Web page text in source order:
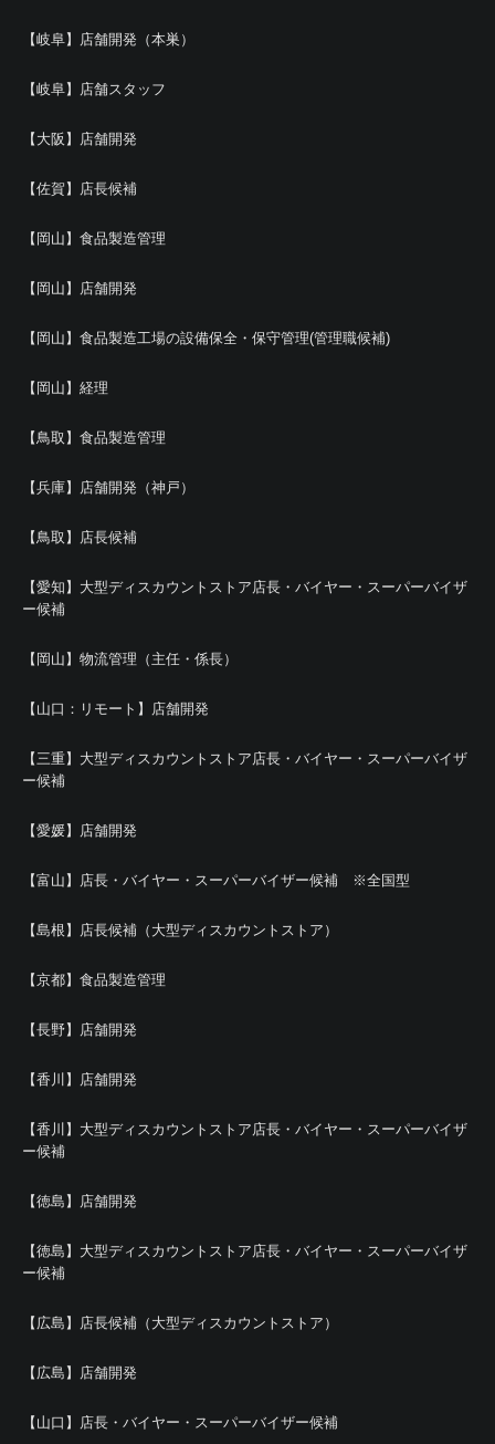
【岐阜】店舗開発（本巣）
【岐阜】店舗スタッフ
【大阪】店舗開発
【佐賀】店長候補
【岡山】食品製造管理
【岡山】店舗開発
【岡山】食品製造工場の設備保全・保守管理(管理職候補)
【岡山】経理
【鳥取】食品製造管理
【兵庫】店舗開発（神戸）
【鳥取】店長候補
【愛知】大型ディスカウントストア店長・バイヤー・スーパーバイザ
ー候補
【岡山】物流管理（主任・係長）
【山口：リモート】店舗開発
【三重】大型ディスカウントストア店長・バイヤー・スーパーバイザ
ー候補
【愛媛】店舗開発
【富山】店長・バイヤー・スーパーバイザー候補 ※全国型
【島根】店長候補（大型ディスカウントストア）
【京都】食品製造管理
【長野】店舗開発
【香川】店舗開発
【香川】大型ディスカウントストア店長・バイヤー・スーパーバイザ
ー候補
【徳島】店舗開発
【徳島】大型ディスカウントストア店長・バイヤー・スーパーバイザ
ー候補
【広島】店長候補（大型ディスカウントストア）
【広島】店舗開発
【山口】店長・バイヤー・スーパーバイザー候補